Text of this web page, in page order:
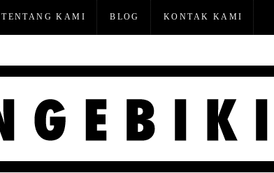
TENTANG KAMI BLOG KONTAK KAMI